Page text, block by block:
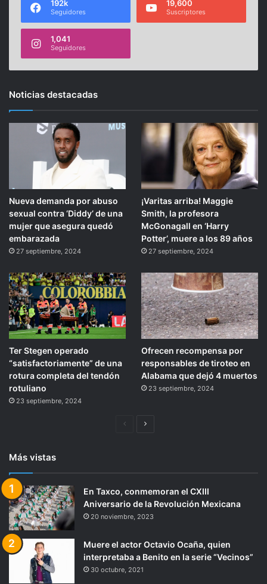
192k
Seguidores
19,600
Suscriptores
1,041
Seguidores
Noticias destacadas
Nueva demanda por abuso
sexual contra ‘Diddy’ de una
mujer que asegura quedó
embarazada
27 septiembre, 2024
¡Varitas arriba! Maggie
Smith, la profesora
McGonagall en ‘Harry
Potter’, muere a los 89 años
27 septiembre, 2024
Ter Stegen operado
“satisfactoriamente” de una
rotura completa del tendón
rotuliano
23 septiembre, 2024
Ofrecen recompensa por
responsables de tiroteo en
Alabama que dejó 4 muertos
23 septiembre, 2024
PáginaSiguiente
Más vistas
En Taxco, conmemoran el CXIII
Aniversario de la Revolución Mexicana
20 noviembre, 2023
Muere el actor Octavio Ocaña, quien
interpretaba a Benito en la serie “Vecinos”
30 octubre, 2021